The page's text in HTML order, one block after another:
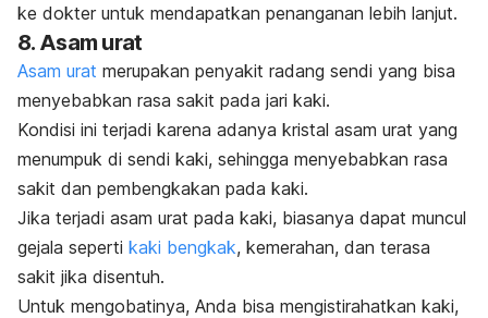
ke dokter untuk mendapatkan penanganan lebih lanjut.
8. Asam urat
Asam urat merupakan penyakit radang sendi yang bisa
menyebabkan rasa sakit pada jari kaki.
Kondisi ini terjadi karena adanya kristal asam urat yang
menumpuk di sendi kaki, sehingga menyebabkan rasa
sakit dan pembengkakan pada kaki.
Jika terjadi asam urat pada kaki, biasanya dapat muncul
gejala seperti kaki bengkak, kemerahan, dan terasa
sakit jika disentuh.
Untuk mengobatinya, Anda bisa mengistirahatkan kaki,